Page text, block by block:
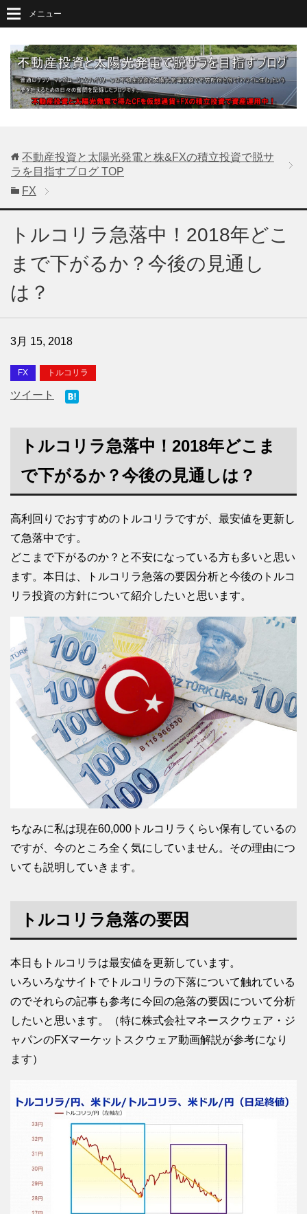
メニュー
不動産投資と太陽光発電と株&FXの積立投資で脱サ
ラを目指すブログ TOP
FX
トルコリラ急落中！2018年どこ
まで下がるか？今後の見通し
は？
3月 15, 2018
FX トルコリラ
ツイート
トルコリラ急落中！2018年どこま
で下がるか？今後の見通しは？
高利回りでおすすめのトルコリラですが、最安値を更新し
て急落中です。
どこまで下がるのか？と不安になっている方も多いと思い
ます。本日は、トルコリラ急落の要因分析と今後のトルコ
リラ投資の方針について紹介したいと思います。
ちなみに私は現在60,000トルコリラくらい保有しているの
ですが、今のところ全く気にしていません。その理由につ
いても説明していきます。
トルコリラ急落の要因
本日もトルコリラは最安値を更新しています。
いろいろなサイトでトルコリラの下落について触れている
のでそれらの記事も参考に今回の急落の要因について分析
したいと思います。（特に株式会社マネースクウェア・ジ
ャパンのFXマーケットスクウェア動画解説が参考になり
ます）